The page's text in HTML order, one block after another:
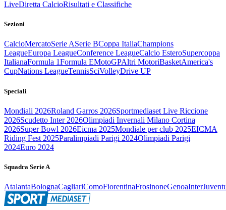
LiveDiretta CalcioRisultati e Classifiche
Sezioni
CalcioMercatoSerie ASerie BCoppa ItaliaChampions
LeagueEuropa LeagueConference LeagueCalcio EsteroSupercoppa
ItalianaFormula 1Formula EMotoGPAltri MotoriBasketAmerica's
CupNations LeagueTennisSciVolleyDrive UP
Speciali
Mondiali 2026Roland Garros 2026Sportmediaset Live Riccione
2026Scudetto Inter 2026Olimpiadi Invernali Milano Cortina
2026Super Bowl 2026Eicma 2025Mondiale per club 2025EICMA
Riding Fest 2025Paralimpiadi Parigi 2024Olimpiadi Parigi
2024Euro 2024
Squadra Serie A
AtalantaBolognaCagliariComoFiorentinaFrosinoneGenoaInter